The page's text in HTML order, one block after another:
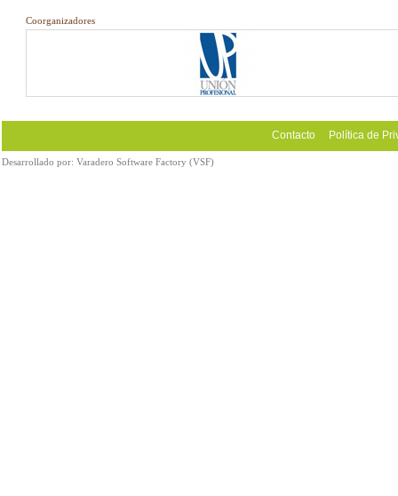
Coorganizadores
Contacto Política de
Desarrollado por: Varadero Software Factory (VSF)